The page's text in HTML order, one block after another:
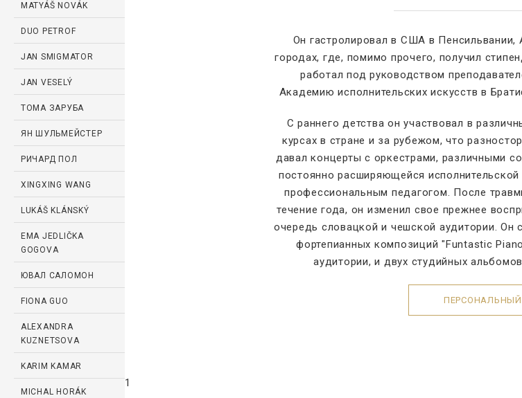
MATYÁŠ NOVÁK
DUO PETROF
JAN SMIGMATOR
JAN VESELÝ
ТОМА ЗАРУБА
ЯН ШУЛЬМЕЙСТЕР
РИЧАРД ПОЛ
XINGXING WANG
LUKÁŠ KLÁNSKÝ
EMA JEDLIČKA
GOGOVA
ЮВАЛ САЛОМОН
FIONA GUO
ALEXANDRA
KUZNETSOVA
KARIM KAMAR
MICHAL HORÁK
Он гастролировал в США в
городах, где, помимо прочего, получил
работал под руководством
Академию исполнительских искусств в
С раннего детства он участвовал в
курсах в стране и за рубежом, что
давал концерты с оркестрами, различными
постоянно расширяющейся исполнительской
профессиональным педагогом. После
течение года, он изменил свое прежнее
очередь словацкой и чешской аудитории. Он
фортепианных композиций "Funtastic
аудитории, и двух студийных
1